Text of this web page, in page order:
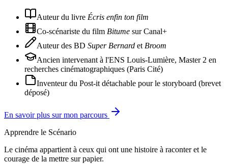
Auteur du livre Écris enfin ton film
Co-scénariste du film Bitume sur Canal+
Auteur des BD Super Bernard et Broom
Ancien intervenant à l'ENS Louis-Lumière, Master 2 en
recherches cinématographiques (Paris Cité)
Inventeur du Post-it détachable pour le storyboard (brevet
déposé)
En savoir plus sur mon parcours
Apprendre le Scénario
Le cinéma appartient à ceux qui ont une histoire à raconter et le
courage de la mettre sur papier.